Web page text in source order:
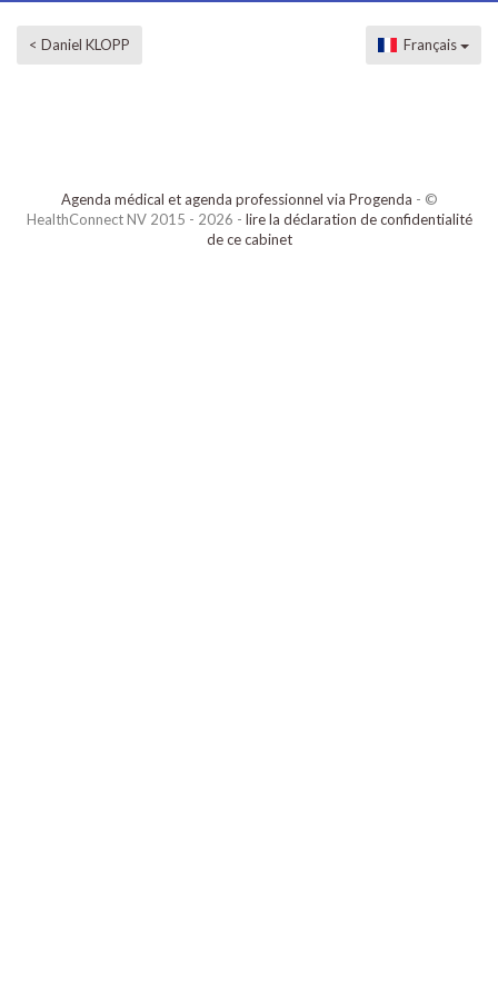
< Daniel KLOPP Français
Agenda médical et agenda professionnel via Progenda - ©
HealthConnect NV 2015 - 2026 - lire la déclaration de confidentialité
de ce cabinet